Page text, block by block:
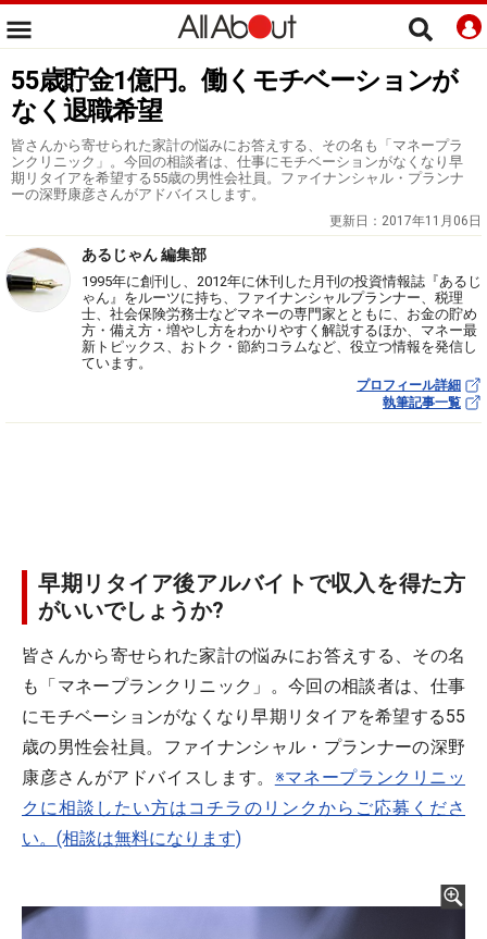
55歳貯金1億円。働くモチベーションが
なく退職希望
皆さんから寄せられた家計の悩みにお答えする、その名も「マネープラ
ンクリニック」。今回の相談者は、仕事にモチベーションがなくなり早
期リタイアを希望する55歳の男性会社員。ファイナンシャル・プランナ
ーの深野康彦さんがアドバイスします。
更新日： 2017年11月06日
あるじゃん 編集部
1995年に創刊し、2012年に休刊した月刊の投資情報誌『あるじ
ゃん』をルーツに持ち、ファイナンシャルプランナー、税理
士、社会保険労務士などマネーの専門家とともに、お金の貯め
方・備え方・増やし方をわかりやすく解説するほか、マネー最
新トピックス、おトク・節約コラムなど、役立つ情報を発信し
ています。
プロフィール詳細
執筆記事一覧
早期リタイア後アルバイトで収入を得た方
がいいでしょうか?
皆さんから寄せられた家計の悩みにお答えする、その名
も「マネープランクリニック」。今回の相談者は、仕事
にモチベーションがなくなり早期リタイアを希望する55
歳の男性会社員。ファイナンシャル・プランナーの深野
康彦さんがアドバイスします。 ※マネープランクリニッ
クに相談したい方はコチラのリンクからご応募くださ
い。(相談は無料になります)